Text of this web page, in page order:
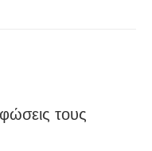
τους